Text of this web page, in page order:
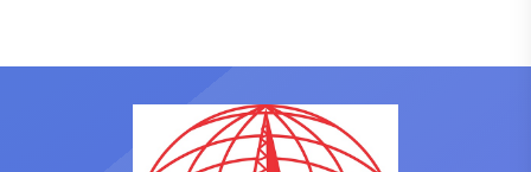
demostrado estar
¡Disfrutadlo como merece!
Y también felicitar al